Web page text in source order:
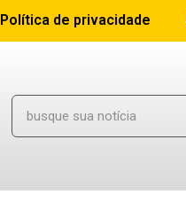
Política de privacidade